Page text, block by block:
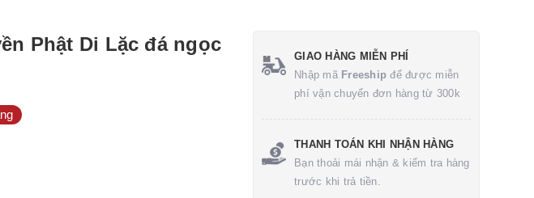
Phật Di Lặc đá ngọc
GIAO HÀNG MIỄN PHÍ
Nhập mã Freeship để được miễn
phí vận chuyển đơn hàng từ 300k
THANH TOÁN KHI NHẬN HÀNG
Bạn thoải mái nhận & kiểm tra hàng
trước khi trả tiền.